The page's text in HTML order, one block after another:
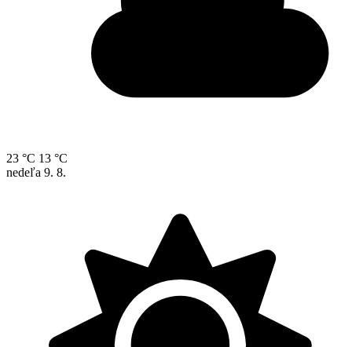
23 °C 13 °C
nedeľa 9. 8.